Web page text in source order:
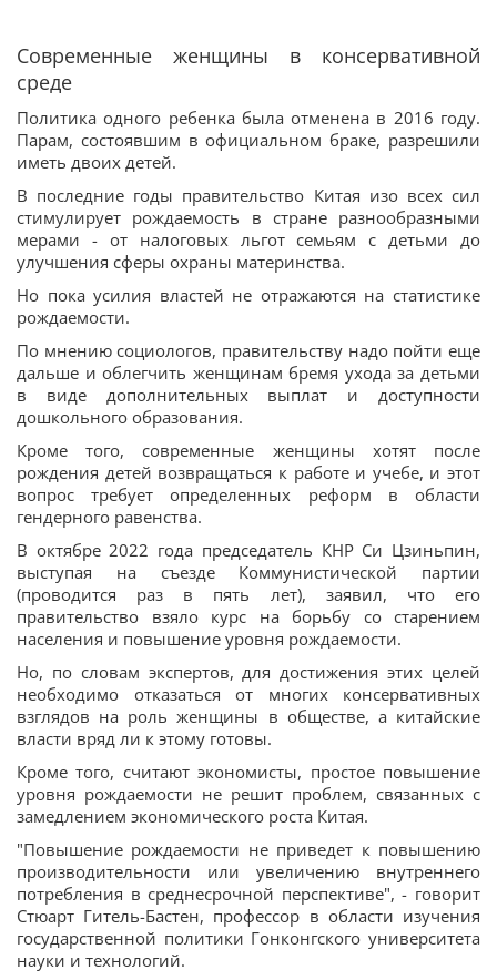
Современные женщины в консервативной
среде
Политика одного ребенка была отменена в 2016 году.
Парам, состоявшим в официальном браке, разрешили
иметь двоих детей.
В последние годы правительство Китая изо всех сил
стимулирует рождаемость в стране разнообразными
мерами - от налоговых льгот семьям с детьми до
улучшения сферы охраны материнства.
Но пока усилия властей не отражаются на статистике
рождаемости.
По мнению социологов, правительству надо пойти еще
дальше и облегчить женщинам бремя ухода за детьми
в виде дополнительных выплат и доступности
дошкольного образования.
Кроме того, современные женщины хотят после
рождения детей возвращаться к работе и учебе, и этот
вопрос требует определенных реформ в области
гендерного равенства.
В октябре 2022 года председатель КНР Си Цзиньпин,
выступая на съезде Коммунистической партии
(проводится раз в пять лет), заявил, что его
правительство взяло курс на борьбу со старением
населения и повышение уровня рождаемости.
Но, по словам экспертов, для достижения этих целей
необходимо отказаться от многих консервативных
взглядов на роль женщины в обществе, а китайские
власти вряд ли к этому готовы.
Кроме того, считают экономисты, простое повышение
уровня рождаемости не решит проблем, связанных с
замедлением экономического роста Китая.
"Повышение рождаемости не приведет к повышению
производительности или увеличению внутреннего
потребления в среднесрочной перспективе", - говорит
Стюарт Гитель-Бастен, профессор в области изучения
государственной политики Гонконгского университета
науки и технологий.